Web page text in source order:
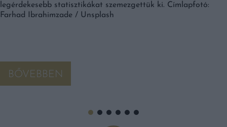
legérdekesebb statisztikákat szemezgettük ki. Címlapfotó:
Farhad Ibrahimzade / Unsplash
BŐVEBBEN